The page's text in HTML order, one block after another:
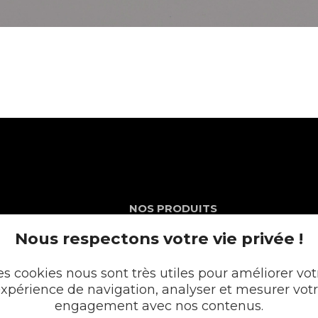
Nous respectons votre vie privée !
cookies nous sont très utiles pour améliorer
de navigation, analyser et mesurer
engagement avec nos contenus.
NOS PRODUITS
Plans en Stratifié
Crédences
Cuves
Portes et façades
Chargeur intégré